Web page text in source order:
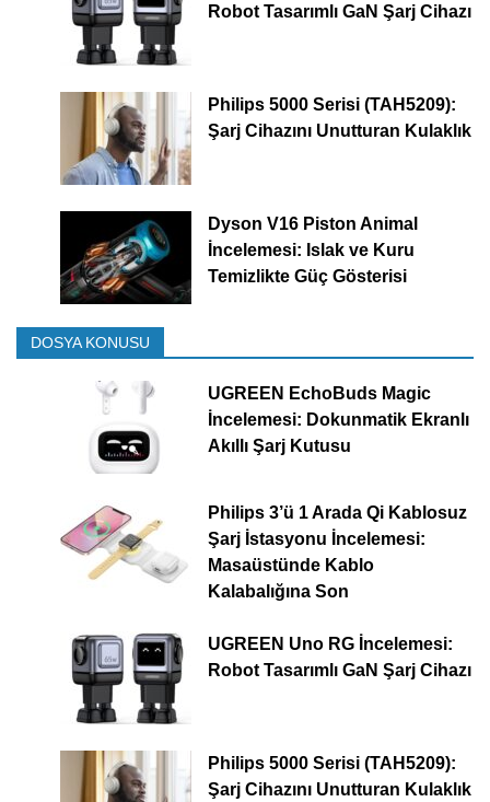
Robot Tasarımlı GaN Şarj Cihazı
Philips 5000 Serisi (TAH5209):
Şarj Cihazını Unutturan Kulaklık
Dyson V16 Piston Animal
İncelemesi: Islak ve Kuru
Temizlikte Güç Gösterisi
DOSYA KONUSU
UGREEN EchoBuds Magic
İncelemesi: Dokunmatik Ekranlı
Akıllı Şarj Kutusu
Philips 3’ü 1 Arada Qi Kablosuz
Şarj İstasyonu İncelemesi:
Masaüstünde Kablo
Kalabalığına Son
UGREEN Uno RG İncelemesi:
Robot Tasarımlı GaN Şarj Cihazı
Philips 5000 Serisi (TAH5209):
Şarj Cihazını Unutturan Kulaklık